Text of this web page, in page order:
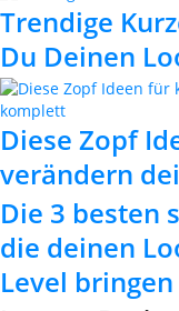
Trendige
Du Deinen
Diese Zopf
verändern
Die 3 besten
die deinen
Level bringen